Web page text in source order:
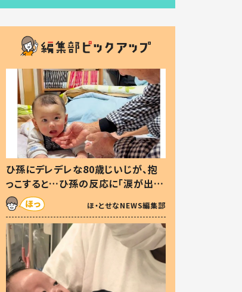
ひ孫にデレデレな80歳じいじが、抱
っこすると…ひ孫の反応に「涙が出ま
した」「可愛くて仕方ない」
ほ・とせなNEWS編集部